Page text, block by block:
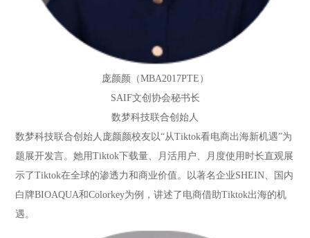
庞颜颜（MBA2017PTE）
SAIF文创协会秘书长
数梦科技联合创始人
数梦科技联合创始人庞颜颜校友以“从Tiktok看电商出海新机遇”为
题展开发言。她用Tiktok下载量、月活用户、月度使用时长直观展
示了Tiktok在全球的渗透力和商业价值。以著名企业SHEIN、国内
白牌BIOAQUA和Colorkey为例，讲述了电商借助Tiktok出海的机
遇。